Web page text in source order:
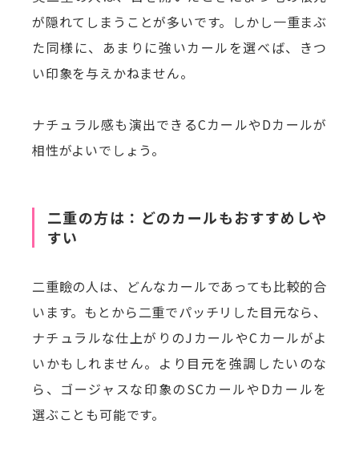
が隠れてしまうことが多いです。しかし一重まぶ
た同様に、あまりに強いカールを選べば、きつ
い印象を与えかねません。
ナチュラル感も演出できるCカールやDカールが
相性がよいでしょう。
二重の方は：どのカールもおすすめしや
すい
二重瞼の人は、どんなカールであっても比較的合
います。もとから二重でパッチリした目元なら、
ナチュラルな仕上がりのJカールやCカールがよ
いかもしれません。より目元を強調したいのな
ら、ゴージャスな印象のSCカールやDカールを
選ぶことも可能です。